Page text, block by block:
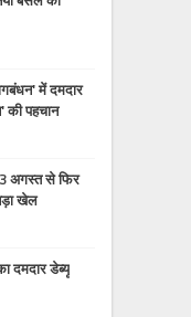
में दमदार
की पहचान
अगस्त से फिर
खेल
दमदार डेब्यू